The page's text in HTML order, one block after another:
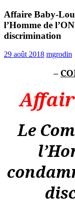
Affaire Baby-
l’Homme de
discrimination
29 août 2018 mgrodin
–
Le